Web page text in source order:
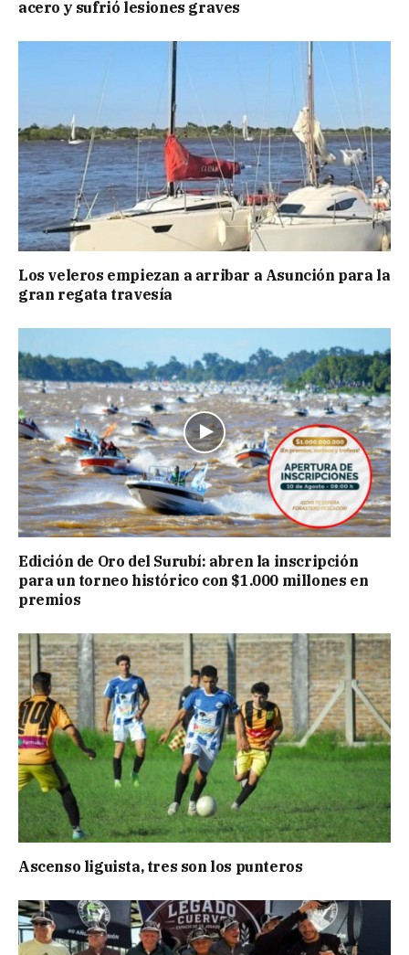
acero y sufrió lesiones graves
Los veleros empiezan a arribar a Asunción para la
gran regata travesía
Edición de Oro del Surubí: abren la inscripción
para un torneo histórico con $1.000 millones en
premios
Ascenso liguista, tres son los punteros